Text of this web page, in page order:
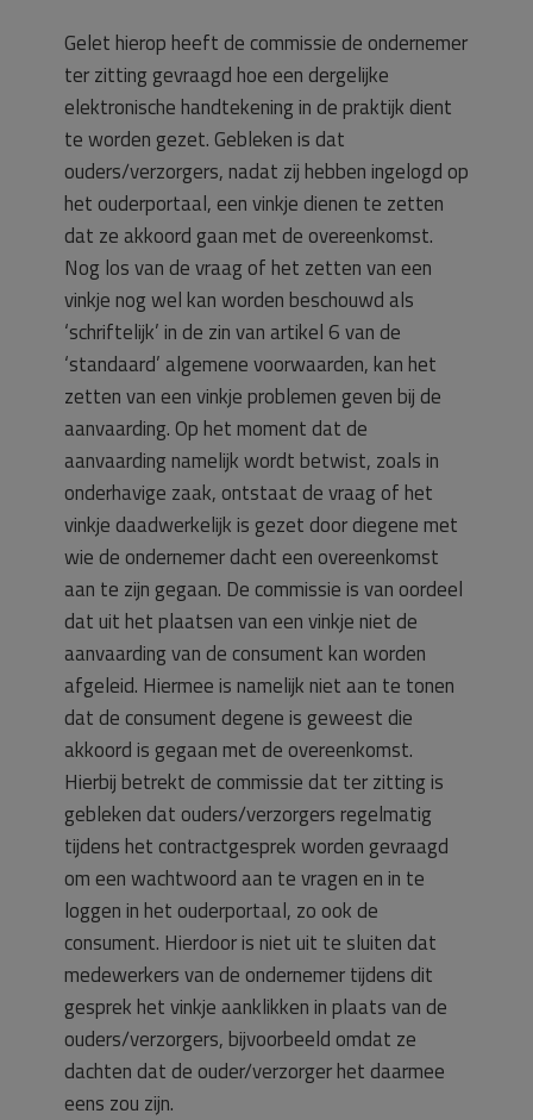
Gelet hierop heeft de commissie de ondernemer
ter zitting gevraagd hoe een dergelijke
elektronische handtekening in de praktijk dient
te worden gezet. Gebleken is dat
ouders/verzorgers, nadat zij hebben ingelogd op
het ouderportaal, een vinkje dienen te zetten
dat ze akkoord gaan met de overeenkomst.
Nog los van de vraag of het zetten van een
vinkje nog wel kan worden beschouwd als
‘schriftelijk’ in de zin van artikel 6 van de
‘standaard’ algemene voorwaarden, kan het
zetten van een vinkje problemen geven bij de
aanvaarding. Op het moment dat de
aanvaarding namelijk wordt betwist, zoals in
onderhavige zaak, ontstaat de vraag of het
vinkje daadwerkelijk is gezet door diegene met
wie de ondernemer dacht een overeenkomst
aan te zijn gegaan. De commissie is van oordeel
dat uit het plaatsen van een vinkje niet de
aanvaarding van de consument kan worden
afgeleid. Hiermee is namelijk niet aan te tonen
dat de consument degene is geweest die
akkoord is gegaan met de overeenkomst.
Hierbij betrekt de commissie dat ter zitting is
gebleken dat ouders/verzorgers regelmatig
tijdens het contractgesprek worden gevraagd
om een wachtwoord aan te vragen en in te
loggen in het ouderportaal, zo ook de
consument. Hierdoor is niet uit te sluiten dat
medewerkers van de ondernemer tijdens dit
gesprek het vinkje aanklikken in plaats van de
ouders/verzorgers, bijvoorbeeld omdat ze
dachten dat de ouder/verzorger het daarmee
eens zou zijn.